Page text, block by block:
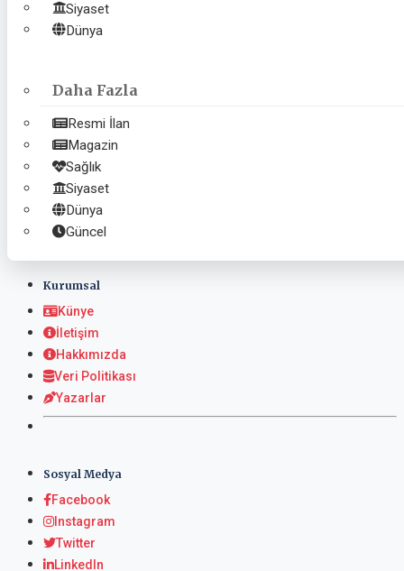
Siyaset
Dünya
Daha Fazla
Resmi İlan
Magazin
Sağlık
Siyaset
Dünya
Güncel
Ana Kategoriler
Eğitim
Kültür-Sanat
Resmi İlan
Magazin
Sağlık
Kurumsal
Künye
İletişim
Hakkımızda
Veri Politikası
Yazarlar
Sosyal Medya
Facebook
Instagram
Twitter
LinkedIn